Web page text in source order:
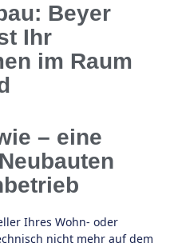
Beyer
Ihr
im Raum
– eine
Ihres Wohn- oder
nicht mehr auf dem